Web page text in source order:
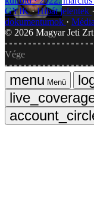
GYIK Hibát jelentek
dokumentumok
© 2026 Magyar Jeti
Vége
Menü